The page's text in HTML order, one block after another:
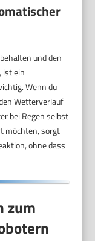
und den
ist ein
Wenn du
Wetterverlauf
bei Regen selbst
möchten, sorgt
ohne dass
zum